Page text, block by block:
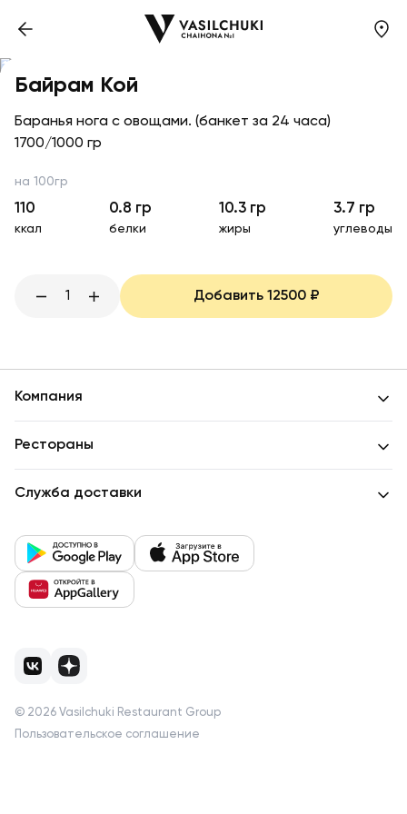
Байрам Кой
Баранья нога с овощами. (банкет за 24 часа)
1700/1000 гр
на 100гр
110
ккал
0.8 гр
белки
10.3 гр
жиры
3.7 гр
углеводы
1 Добавить 12500₽
Компания
Рестораны
Служба доставки
© 2026 Vasilchuki Restaurant Group
Пользовательское соглашение